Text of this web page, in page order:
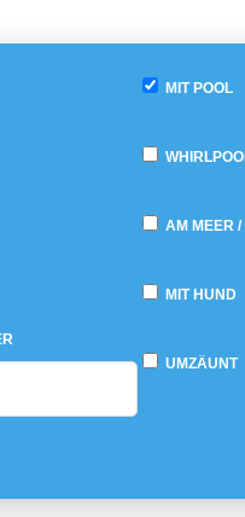
MIT POOL
AM MEER /
MIT HUND
UMZÄUNT